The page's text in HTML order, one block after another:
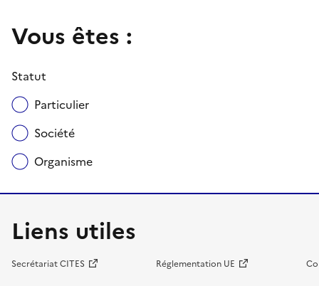
Vous êtes :
Statut
Particulier
Société
Organisme
Liens utiles
Secrétariat CITES Réglementation UE